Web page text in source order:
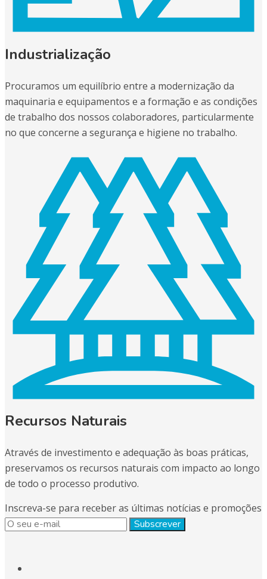
Industrialização
Procuramos um equilíbrio entre a modernização da
maquinaria e equipamentos e a formação e as condições
de trabalho dos nossos colaboradores, particularmente
no que concerne a segurança e higiene no trabalho.
Recursos Naturais
Através de investimento e adequação às boas práticas,
preservamos os recursos naturais com impacto ao longo
de todo o processo produtivo.
Inscreva-se para receber as últimas notícias e promoções